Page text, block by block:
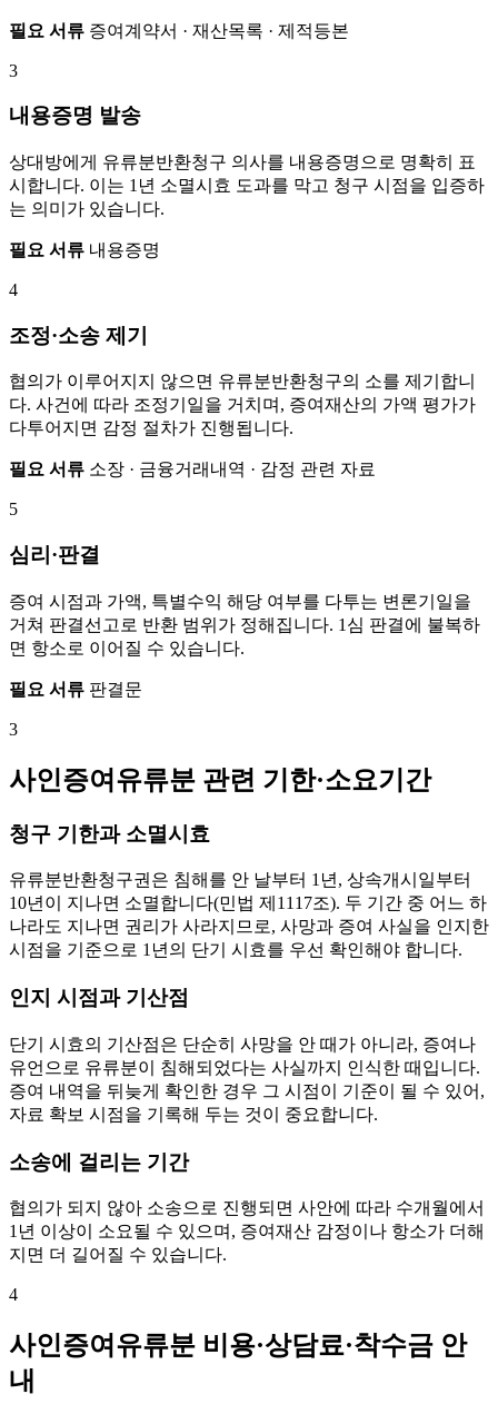
필요 서류 증여계약서 · 재산목록 · 제적등본
3
내용증명 발송
상대방에게 유류분반환청구 의사를 내용증명으로 명확히 표
시합니다. 이는 1년 소멸시효 도과를 막고 청구 시점을 입증하
는 의미가 있습니다.
필요 서류 내용증명
4
조정·소송 제기
협의가 이루어지지 않으면 유류분반환청구의 소를 제기합니
다. 사건에 따라 조정기일을 거치며, 증여재산의 가액 평가가
다투어지면 감정 절차가 진행됩니다.
필요 서류 소장 · 금융거래내역 · 감정 관련 자료
5
심리·판결
증여 시점과 가액, 특별수익 해당 여부를 다투는 변론기일을
거쳐 판결선고로 반환 범위가 정해집니다. 1심 판결에 불복하
면 항소로 이어질 수 있습니다.
필요 서류 판결문
3
사인증여유류분 관련 기한·소요기간
청구 기한과 소멸시효
유류분반환청구권은 침해를 안 날부터 1년, 상속개시일부터
10년이 지나면 소멸합니다(민법 제1117조). 두 기간 중 어느 하
나라도 지나면 권리가 사라지므로, 사망과 증여 사실을 인지한
시점을 기준으로 1년의 단기 시효를 우선 확인해야 합니다.
인지 시점과 기산점
단기 시효의 기산점은 단순히 사망을 안 때가 아니라, 증여나
유언으로 유류분이 침해되었다는 사실까지 인식한 때입니다.
증여 내역을 뒤늦게 확인한 경우 그 시점이 기준이 될 수 있어,
자료 확보 시점을 기록해 두는 것이 중요합니다.
소송에 걸리는 기간
협의가 되지 않아 소송으로 진행되면 사안에 따라 수개월에서
1년 이상이 소요될 수 있으며, 증여재산 감정이나 항소가 더해
지면 더 길어질 수 있습니다.
4
사인증여유류분 비용·상담료·착수금 안
내